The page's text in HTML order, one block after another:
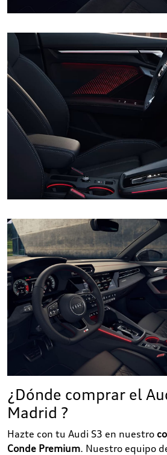
¿Dónde comprar el
Madrid ?
Hazte con tu Audi S3 en nuestro
Conde Premium. Nuestro equipo